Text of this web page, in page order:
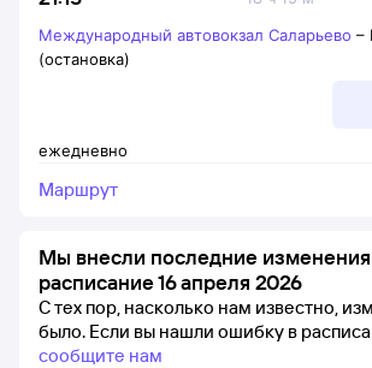
ежедневно
Международный автовокзал Саларьево –
(остановка)
Маршрут
Мы внесли последние
расписание 16 апреля 2026
С тех пор, насколько нам известно,
было. Если вы нашли ошибку в
сообщите нам